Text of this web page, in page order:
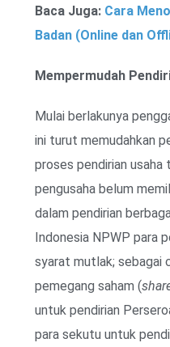
Baca Juga: Cara
Badan (Online dan
Mempermudah
Mulai berlakunya
ini turut memudahkan
proses pendirian usaha
pengusaha belum
dalam pendirian
Indonesia NPWP para
syarat mutlak; sebagai
pemegang saham (
untuk pendirian
para sekutu untuk